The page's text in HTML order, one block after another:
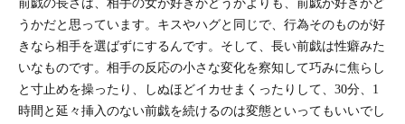
前戯の長さは、相手の女が好きかどうかよりも、前戯が好きかど
うかだと思っています。キスやハグと同じで、行為そのものが好
きなら相手を選ばずにするんです。そして、長い前戯は性癖みた
いなものです。相手の反応の小さな変化を察知して巧みに焦らし
と寸止めを操ったり、しぬほどイカせまくったりして、30分、1
時間と延々挿入のない前戯を続けるのは変態といってもいいでし